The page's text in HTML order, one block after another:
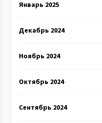
Январь 2025
Декабрь 2024
Ноябрь 2024
Октябрь 2024
Сентябрь 2024